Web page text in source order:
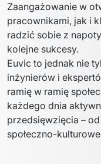
Zaangażowanie w
pracownikami, jak i
radzić sobie z
kolejne sukcesy.
Euvic to jednak nie
inżynierów i
ramię w ramię
każdego dnia
przedsięwzięcia –
społeczno-